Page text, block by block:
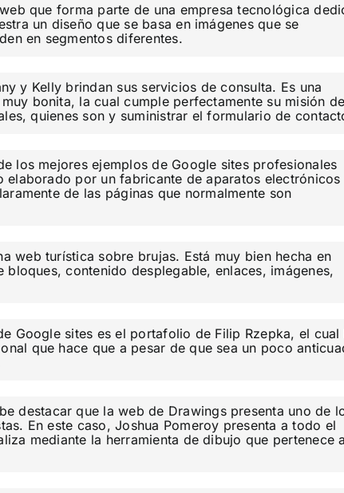
que forma parte de una empresa tecnológica
un diseño que se basa en imágenes que se
en segmentos diferentes.
y Kelly brindan sus servicios de consulta. Es una
bonita, la cual cumple perfectamente su misión de
quienes son y suministrar el formulario de
los mejores ejemplos de Google sites profesionales
elaborado por un fabricante de aparatos electrónicos
de las páginas que normalmente son
web turística sobre brujas. Está muy bien hecha en
contenido desplegable, enlaces, imágenes,
Google sites es el portafolio de Filip Rzepka, el cual
que hace que a pesar de que sea un poco
destacar que la web de Drawings presenta uno de
En este caso, Joshua Pomeroy presenta a todo el
mediante la herramienta de dibujo que pertenece a